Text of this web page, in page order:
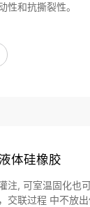
性和抗撕裂性。
体硅橡胶
化，低收缩
交联过程 中不放